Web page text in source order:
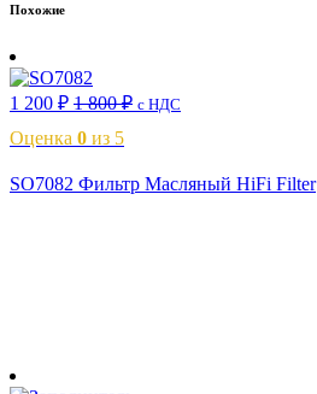
Похожие
1 200 ₽ 1 800₽ с НДС
Оценка 0 из 5
SO7082 Фильтр Масляный HiFi Filter